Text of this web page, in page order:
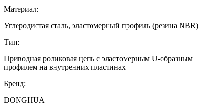
Материал:
Углеродистая сталь, эластомерный профиль (резина NBR)
Тип:
Приводная роликовая цепь с эластомерным U-образным
профилем на внутренних пластинах
Бренд:
DONGHUA